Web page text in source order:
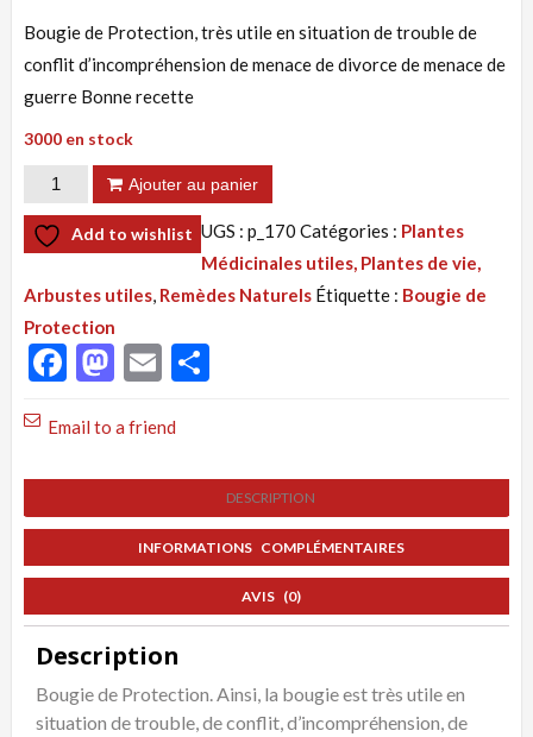
Bougie de Protection, très utile en situation de trouble de
conflit d’incompréhension de menace de divorce de menace de
guerre Bonne recette
3000 en stock
quantité
de
Tisane
:
Protection
Spirituelle,
Ajouter au panier
Add to wishlist UGS : p_170 Catégories : Plantes
Médicinales utiles, Plantes de vie,
Arbustes utiles, Remèdes Naturels Étiquette : Bougie de
Protection
Facebook
Mastodon
Email
Email to a friend
DESCRIPTION
INFORMATIONS COMPLÉMENTAIRES
AVIS (0)
Description
Bougie de Protection. Ainsi, la bougie est très utile en
situation de trouble, de conflit, d’incompréhension, de